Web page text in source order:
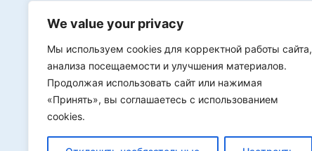
We value your privacy
Мы используем cookies для корректной работы сайта,
анализа посещаемости и улучшения материалов.
Продолжая использовать сайт или нажимая
«Принять», вы соглашаетесь с использованием
cookies.